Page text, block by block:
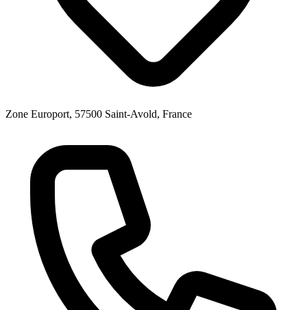
Zone Europort, 57500 Saint-Avold, France